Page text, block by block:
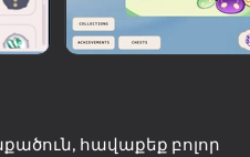
հավաքեք բոլոր